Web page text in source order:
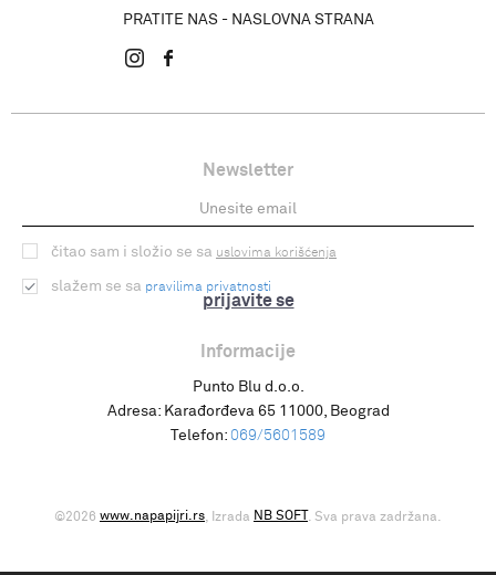
PRATITE NAS - NASLOVNA STRANA
Newsletter
prijavite se
čitao sam i složio se sa uslovima korišćenja
slažem se sa pravilima privatnosti
Informacije
Punto Blu d.o.o.
Adresa: Karađorđeva 65 11000, Beograd
Telefon: 069/5601589
©2026 www.napapijri.rs , Izrada NB SOFT . Sva prava zadržana.